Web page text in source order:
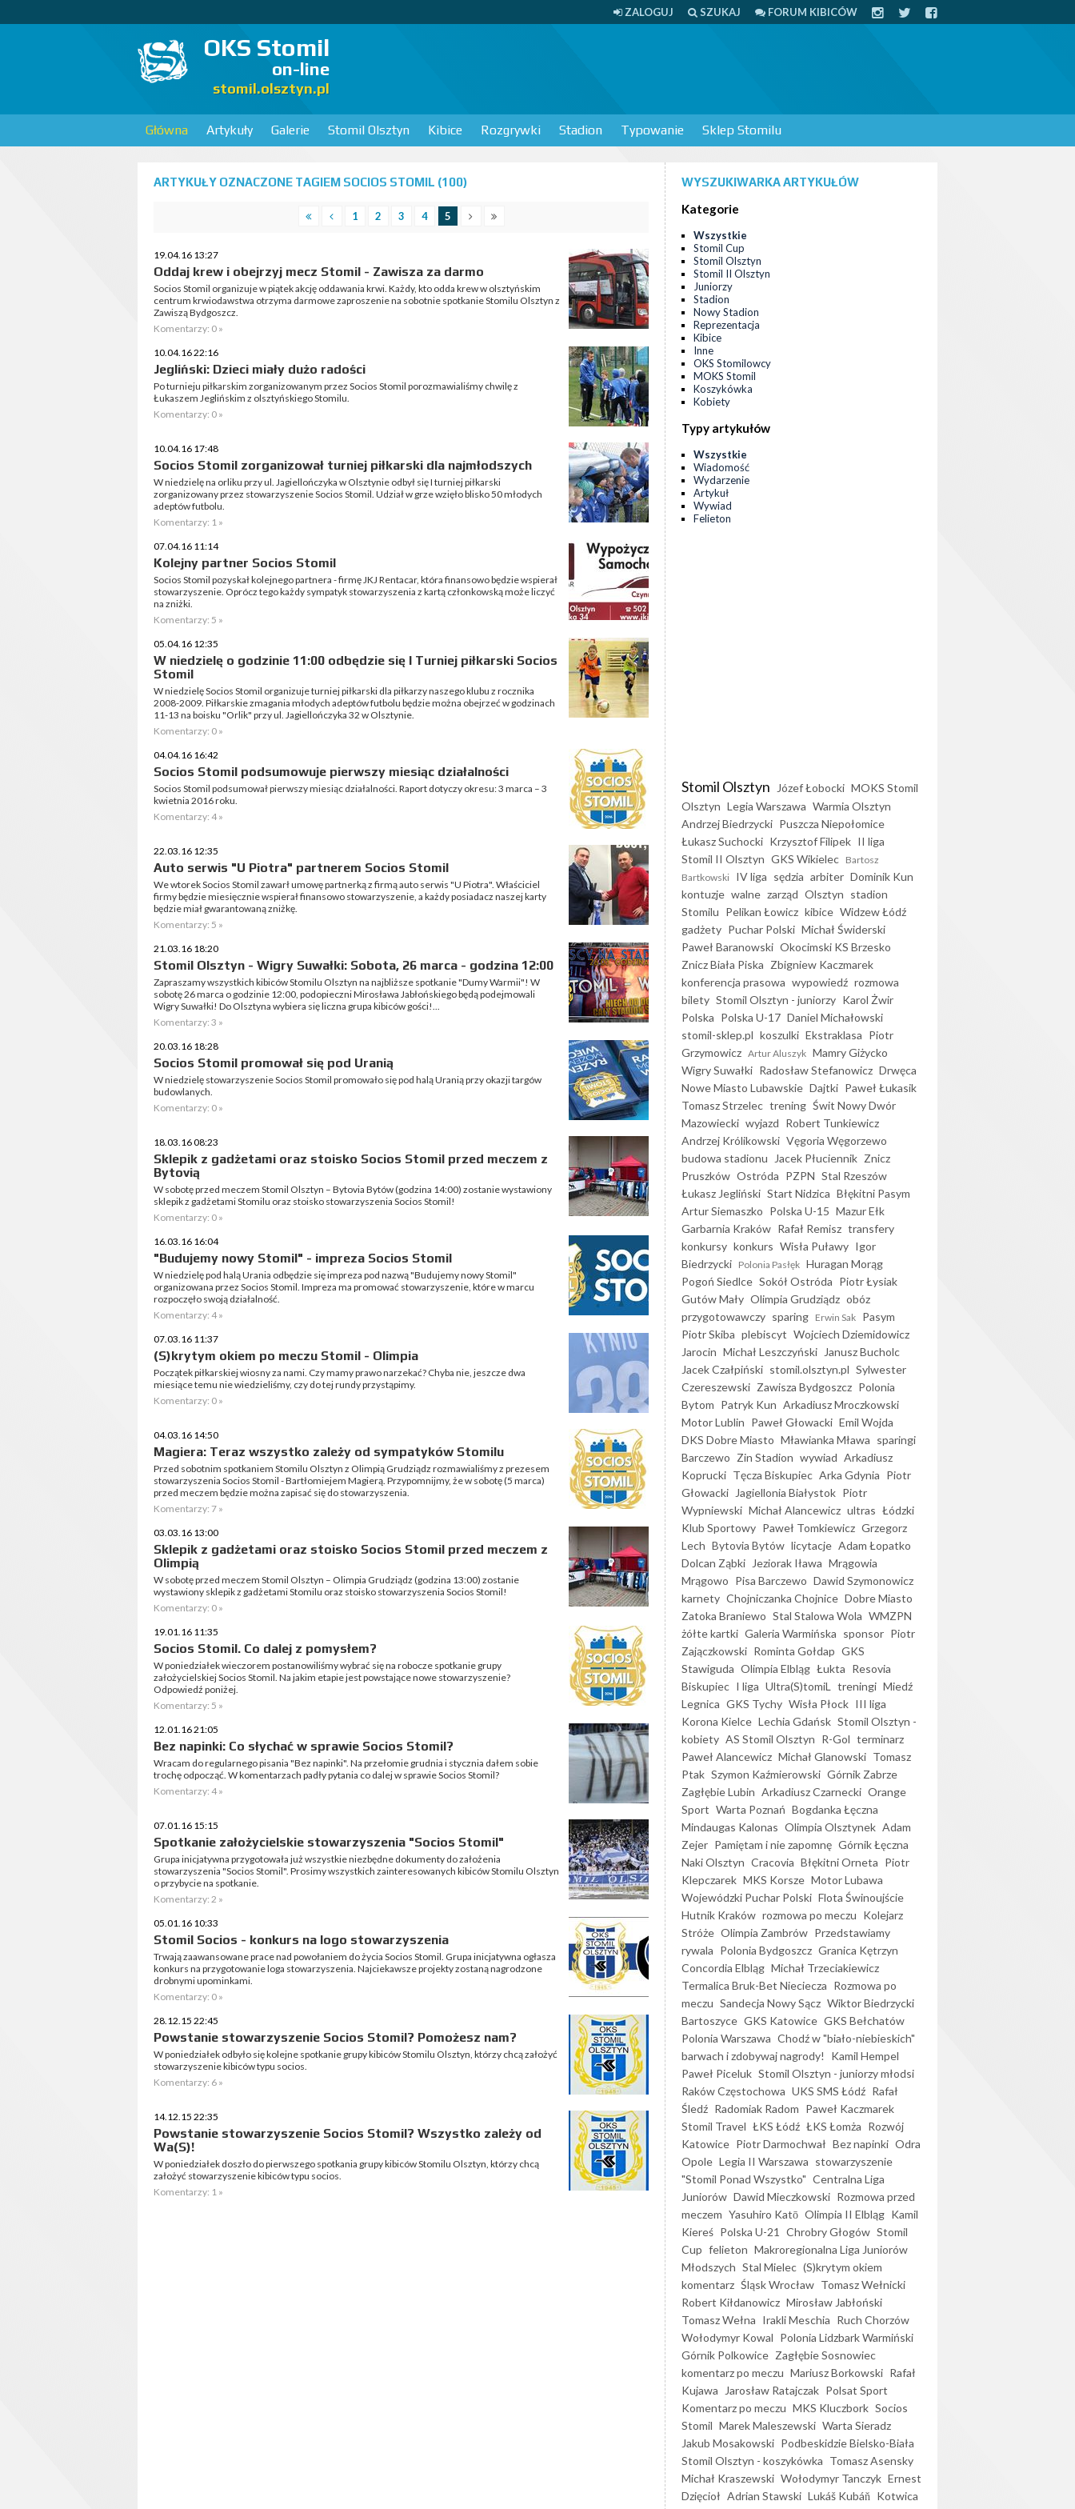
ZALOGUJ SZUKAJ FORUM KIBICÓW
OKS Stomil
on-line
stomil.olsztyn.pl
Główna Artykuły Galerie Stomil Olsztyn Kibice Rozgrywki Stadion Typowanie Sklep Stomilu
ARTYKUŁY OZNACZONE TAGIEM SOCIOS STOMIL (100)
1 2 3 4 5
19.04.16 13:27
Oddaj krew i obejrzyj mecz Stomil - Zawisza za darmo
Socios Stomil organizuje w piątek akcję oddawania krwi. Każdy, kto odda krew w olsztyńskim
centrum krwiodawstwa otrzyma darmowe zaproszenie na sobotnie spotkanie Stomilu Olsztyn z
Zawiszą Bydgoszcz.
Komentarzy: 0 »
10.04.16 22:16
Jegliński: Dzieci miały dużo radości
Po turnieju piłkarskim zorganizowanym przez Socios Stomil porozmawialiśmy chwilę z
Łukaszem Jeglińskim z olsztyńskiego Stomilu.
Komentarzy: 0 »
10.04.16 17:48
Socios Stomil zorganizował turniej piłkarski dla najmłodszych
W niedzielę na orliku przy ul. Jagiellończyka w Olsztynie odbył się I turniej piłkarski
zorganizowany przez stowarzyszenie Socios Stomil. Udział w grze wzięło blisko 50 młodych
adeptów futbolu.
Komentarzy: 1 »
07.04.16 11:14
Kolejny partner Socios Stomil
Socios Stomil pozyskał kolejnego partnera - firmę JKJ Rentacar, która finansowo będzie wspierał
stowarzyszenie. Oprócz tego każdy sympatyk stowarzyszenia z kartą członkowską może liczyć
na zniżki.
Komentarzy: 5 »
05.04.16 12:35
W niedzielę o godzinie 11:00 odbędzie się I Turniej piłkarski Socios
Stomil
W niedzielę Socios Stomil organizuje turniej piłkarski dla piłkarzy naszego klubu z rocznika
2008-2009. Piłkarskie zmagania młodych adeptów futbolu będzie można obejrzeć w godzinach
11-13 na boisku "Orlik" przy ul. Jagiellończyka 32 w Olsztynie.
Komentarzy: 0 »
04.04.16 16:42
Socios Stomil podsumowuje pierwszy miesiąc działalności
Socios Stomil podsumował pierwszy miesiąc działalności. Raport dotyczy okresu: 3 marca – 3
kwietnia 2016 roku.
Komentarzy: 4 »
22.03.16 12:35
Auto serwis "U Piotra" partnerem Socios Stomil
We wtorek Socios Stomil zawarł umowę partnerką z firmą auto serwis "U Piotra". Właściciel
firmy będzie miesięcznie wspierał finansowo stowarzyszenie, a każdy posiadacz naszej karty
będzie miał gwarantowaną zniżkę.
Komentarzy: 5 »
21.03.16 18:20
Stomil Olsztyn - Wigry Suwałki: Sobota, 26 marca - godzina 12:00
Zapraszamy wszystkich kibiców Stomilu Olsztyn na najbliższe spotkanie "Dumy Warmii"! W
sobotę 26 marca o godzinie 12:00, podopieczni Mirosława Jabłońskiego będą podejmowali
Wigry Suwałki! Do Olsztyna wybiera się liczna grupa kibiców gości!...
Komentarzy: 3 »
20.03.16 18:28
Socios Stomil promował się pod Uranią
W niedzielę stowarzyszenie Socios Stomil promowało się pod halą Uranią przy okazji targów
budowlanych.
Komentarzy: 0 »
18.03.16 08:23
Sklepik z gadżetami oraz stoisko Socios Stomil przed meczem z
Bytovią
W sobotę przed meczem Stomil Olsztyn – Bytovia Bytów (godzina 14:00) zostanie wystawiony
sklepik z gadżetami Stomilu oraz stoisko stowarzyszenia Socios Stomil!
Komentarzy: 0 »
16.03.16 16:04
"Budujemy nowy Stomil" - impreza Socios Stomil
W niedzielę pod halą Urania odbędzie się impreza pod nazwą "Budujemy nowy Stomil"
organizowana przez Socios Stomil. Impreza ma promować stowarzyszenie, które w marcu
rozpoczęło swoją działalność.
Komentarzy: 4 »
07.03.16 11:37
(S)krytym okiem po meczu Stomil - Olimpia
Początek piłkarskiej wiosny za nami. Czy mamy prawo narzekać? Chyba nie, jeszcze dwa
miesiące temu nie wiedzieliśmy, czy do tej rundy przystąpimy.
Komentarzy: 0 »
04.03.16 14:50
Magiera: Teraz wszystko zależy od sympatyków Stomilu
Przed sobotnim spotkaniem Stomilu Olsztyn z Olimpią Grudziądz rozmawialiśmy z prezesem
stowarzyszenia Socios Stomil - Bartłomiejem Magierą. Przypomnijmy, że w sobotę (5 marca)
przed meczem będzie można zapisać się do stowarzyszenia.
Komentarzy: 7 »
03.03.16 13:00
Sklepik z gadżetami oraz stoisko Socios Stomil przed meczem z
Olimpią
W sobotę przed meczem Stomil Olsztyn – Olimpia Grudziądz (godzina 13:00) zostanie
wystawiony sklepik z gadżetami Stomilu oraz stoisko stowarzyszenia Socios Stomil!
Komentarzy: 0 »
19.01.16 11:35
Socios Stomil. Co dalej z pomysłem?
W poniedziałek wieczorem postanowiliśmy wybrać się na robocze spotkanie grupy
założycielskiej Socios Stomil. Na jakim etapie jest powstające nowe stowarzyszenie?
Odpowiedź poniżej.
Komentarzy: 5 »
12.01.16 21:05
Bez napinki: Co słychać w sprawie Socios Stomil?
Wracam do regularnego pisania "Bez napinki". Na przełomie grudnia i stycznia dałem sobie
trochę odpocząć. W komentarzach padły pytania co dalej w sprawie Socios Stomil?
Komentarzy: 4 »
07.01.16 15:15
Spotkanie założycielskie stowarzyszenia "Socios Stomil"
Grupa inicjatywna przygotowała już wszystkie niezbędne dokumenty do założenia
stowarzyszenia "Socios Stomil". Prosimy wszystkich zainteresowanych kibiców Stomilu Olsztyn
o przybycie na spotkanie.
Komentarzy: 2 »
05.01.16 10:33
Stomil Socios - konkurs na logo stowarzyszenia
Trwają zaawansowane prace nad powołaniem do życia Socios Stomil. Grupa inicjatywna ogłasza
konkurs na przygotowanie loga stowarzyszenia. Najciekawsze projekty zostaną nagrodzone
drobnymi upominkami.
Komentarzy: 0 »
28.12.15 22:45
Powstanie stowarzyszenie Socios Stomil? Pomożesz nam?
W poniedziałek odbyło się kolejne spotkanie grupy kibiców Stomilu Olsztyn, którzy chcą założyć
stowarzyszenie kibiców typu socios.
Komentarzy: 6 »
14.12.15 22:35
Powstanie stowarzyszenie Socios Stomil? Wszystko zależy od
Wa(S)!
W poniedziałek doszło do pierwszego spotkania grupy kibiców Stomilu Olsztyn, którzy chcą
założyć stowarzyszenie kibiców typu socios.
Komentarzy: 1 »
WYSZUKIWARKA ARTYKUŁÓW
Kategorie
Wszystkie
Stomil Cup
Stomil Olsztyn
Stomil II Olsztyn
Juniorzy
Stadion
Nowy Stadion
Reprezentacja
Kibice
Inne
OKS Stomilowcy
MOKS Stomil
Koszykówka
Kobiety
Typy artykułów
Wszystkie
Wiadomość
Wydarzenie
Artykuł
Wywiad
Felieton
Stomil Olsztyn Józef Łobocki MOKS Stomil
Olsztyn Legia Warszawa Warmia Olsztyn
Andrzej Biedrzycki Puszcza Niepołomice
Łukasz Suchocki Krzysztof Filipek II liga
Stomil II Olsztyn GKS Wikielec Bartosz
Bartkowski IV liga sędzia arbiter Dominik Kun
kontuzje walne zarząd Olsztyn stadion
Stomilu Pelikan Łowicz kibice Widzew Łódź
gadżety Puchar Polski Michał Świderski
Paweł Baranowski Okocimski KS Brzesko
Znicz Biała Piska Zbigniew Kaczmarek
konferencja prasowa wypowiedź rozmowa
bilety Stomil Olsztyn - juniorzy Karol Żwir
Polska Polska U-17 Daniel Michałowski
stomil-sklep.pl koszulki Ekstraklasa Piotr
Grzymowicz Artur Aluszyk Mamry Giżycko
Wigry Suwałki Radosław Stefanowicz Drwęca
Nowe Miasto Lubawskie Dajtki Paweł Łukasik
Tomasz Strzelec trening Świt Nowy Dwór
Mazowiecki wyjazd Robert Tunkiewicz
Andrzej Królikowski Vęgoria Węgorzewo
budowa stadionu
Jacek Płuciennik Znicz
Pruszków Ostróda PZPN Stal Rzeszów
Łukasz Jegliński Start Nidzica Błękitni Pasym
Artur Siemaszko Polska U-15 Mazur Ełk
Garbarnia Kraków Rafał Remisz transfery
konkursy konkurs Wisła Puławy Igor
Biedrzycki Polonia Pasłęk Huragan Morąg
Pogoń Siedlce Sokół Ostróda Piotr Łysiak
Gutów Mały Olimpia Grudziądz obóz
przygotowawczy sparing Erwin Sak Pasym
Piotr Skiba plebiscyt Wojciech Dziemidowicz
Jarocin Michał Leszczyński
Janusz Bucholc
Jacek Czałpiński stomil.olsztyn.pl Sylwester
Czereszewski Zawisza Bydgoszcz Polonia
Bytom Patryk Kun Arkadiusz Mroczkowski
Motor Lublin Paweł Głowacki Emil Wojda
DKS Dobre Miasto Mławianka Mława sparingi
Barczewo Zin Stadion wywiad Arkadiusz
Koprucki Tęcza Biskupiec Arka Gdynia Piotr
Głowacki
Jagiellonia Białystok Piotr
Wypniewski Michał Alancewicz ultras Łódzki
Klub Sportowy Paweł Tomkiewicz Grzegorz
Lech Bytovia Bytów licytacje Adam Łopatko
Dolcan Ząbki
Jeziorak Iława Mrągowia
Mrągowo Pisa Barczewo Dawid Szymonowicz
karnety Chojniczanka Chojnice Dobre Miasto
Zatoka Braniewo Stal Stalowa Wola WMZPN
żółte kartki Galeria Warmińska sponsor Piotr
Zajączkowski Rominta Gołdap GKS
Stawiguda Olimpia Elbląg Łukta Resovia
Biskupiec I liga Ultra(S)tomiL treningi Miedź
Legnica GKS Tychy Wisła Płock III liga
Korona Kielce Lechia Gdańsk Stomil Olsztyn -
kobiety AS Stomil Olsztyn R-Gol terminarz
Paweł Alancewicz Michał Glanowski Tomasz
Ptak Szymon Kaźmierowski Górnik Zabrze
Zagłębie Lubin Arkadiusz Czarnecki Orange
Sport Warta Poznań Bogdanka Łęczna
Mindaugas Kalonas Olimpia Olsztynek Adam
Zejer Pamiętam i nie zapomnę Górnik Łęczna
Naki Olsztyn Cracovia Błękitni Orneta Piotr
Klepczarek MKS Korsze Motor Lubawa
Wojewódzki Puchar Polski Flota Świnoujście
Hutnik Kraków rozmowa po meczu Kolejarz
Stróże Olimpia Zambrów Przedstawiamy
rywala Polonia Bydgoszcz Granica Kętrzyn
Concordia Elbląg Michał Trzeciakiewicz
Termalica Bruk-Bet Nieciecza Rozmowa po
meczu Sandecja Nowy Sącz Wiktor Biedrzycki
Bartoszyce GKS Katowice GKS Bełchatów
Polonia Warszawa Chodź w "biało-niebieskich"
barwach i zdobywaj nagrody!
Kamil Hempel
Paweł Piceluk Stomil Olsztyn - juniorzy młodsi
Raków Częstochowa UKS SMS Łódź Rafał
Śledź Radomiak Radom Paweł Kaczmarek
Stomil Travel ŁKS Łódź ŁKS Łomża Rozwój
Katowice Piotr Darmochwał Bez napinki Odra
Opole Legia II Warszawa stowarzyszenie
"Stomil Ponad Wszystko" Centralna Liga
Juniorów Dawid Mieczkowski Rozmowa przed
meczem Yasuhiro Katō Olimpia II Elbląg Kamil
Kiereś Polska U-21 Chrobry Głogów Stomil
Cup felieton Makroregionalna Liga Juniorów
Młodszych Stal Mielec (S)krytym okiem
komentarz Śląsk Wrocław Tomasz Wełnicki
Robert Kiłdanowicz Mirosław Jabłoński
Tomasz Wełna Irakli Meschia Ruch Chorzów
Wołodymyr Kowal Polonia Lidzbark Warmiński
Górnik Polkowice Zagłębie Sosnowiec
komentarz po meczu Mariusz Borkowski Rafał
Kujawa
Jarosław Ratajczak Polsat Sport
Komentarz po meczu MKS Kluczbork Socios
Stomil Marek Maleszewski Warta Sieradz
Jakub Mosakowski Podbeskidzie Bielsko-Biała
Stomil Olsztyn - koszykówka Tomasz Asensky
Michał Kraszewski Wołodymyr Tanczyk Ernest
Dzięcioł Adrian Stawski Lukáš Kubáň Kotwica